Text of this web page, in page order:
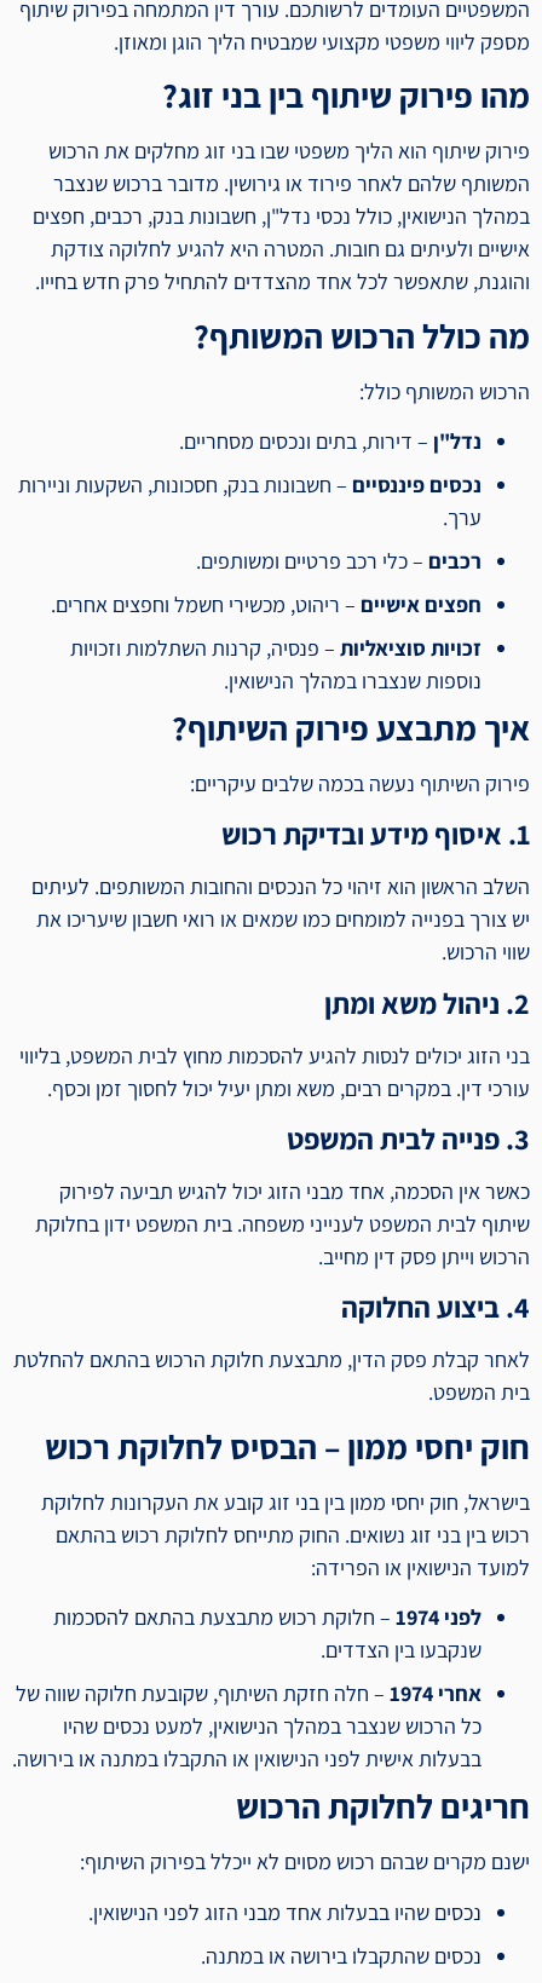
המשפטיים העומדים לרשותכם. עורך דין המתמחה בפירוק שיתוף
מספק ליווי משפטי מקצועי שמבטיח הליך הוגן ומאוזן.
מהו פירוק שיתוף בין בני זוג?
פירוק שיתוף הוא הליך משפטי שבו בני זוג מחלקים את הרכוש
המשותף שלהם לאחר פירוד או גירושין. מדובר ברכוש שנצבר
במהלך הנישואין, כולל נכסי נדל"ן, חשבונות בנק, רכבים, חפצים
אישיים ולעיתים גם חובות. המטרה היא להגיע לחלוקה צודקת
והוגנת, שתאפשר לכל אחד מהצדדים להתחיל פרק חדש בחייו.
מה כולל הרכוש המשותף?
הרכוש המשותף כולל:
נדל"ן – דירות, בתים ונכסים מסחריים.
נכסים פיננסיים – חשבונות בנק, חסכונות, השקעות וניירות
ערך.
רכבים – כלי רכב פרטיים ומשותפים.
חפצים אישיים – ריהוט, מכשירי חשמל וחפצים אחרים.
זכויות סוציאליות – פנסיה, קרנות השתלמות וזכויות
נוספות שנצברו במהלך הנישואין.
איך מתבצע פירוק השיתוף?
פירוק השיתוף נעשה בכמה שלבים עיקריים:
1. איסוף מידע ובדיקת רכוש
השלב הראשון הוא זיהוי כל הנכסים והחובות המשותפים. לעיתים
יש צורך בפנייה למומחים כמו שמאים או רואי חשבון שיעריכו את
שווי הרכוש.
2. ניהול משא ומתן
בני הזוג יכולים לנסות להגיע להסכמות מחוץ לבית המשפט, בליווי
עורכי דין. במקרים רבים, משא ומתן יעיל יכול לחסוך זמן וכסף.
3. פנייה לבית המשפט
כאשר אין הסכמה, אחד מבני הזוג יכול להגיש תביעה לפירוק
שיתוף לבית המשפט לענייני משפחה. בית המשפט ידון בחלוקת
הרכוש וייתן פסק דין מחייב.
4. ביצוע החלוקה
לאחר קבלת פסק הדין, מתבצעת חלוקת הרכוש בהתאם להחלטת
בית המשפט.
חוק יחסי ממון – הבסיס לחלוקת רכוש
בישראל, חוק יחסי ממון בין בני זוג קובע את העקרונות לחלוקת
רכוש בין בני זוג נשואים. החוק מתייחס לחלוקת רכוש בהתאם
למועד הנישואין או הפרידה:
לפני 1974
– חלוקת רכוש מתבצעת בהתאם להסכמות
שנקבעו בין הצדדים.
אחרי 1974
– חלה חזקת השיתוף, שקובעת חלוקה שווה של
כל הרכוש שנצבר במהלך הנישואין, למעט נכסים שהיו
בבעלות אישית לפני הנישואין או התקבלו במתנה או בירושה.
חריגים לחלוקת הרכוש
ישנם מקרים שבהם רכוש מסוים לא ייכלל בפירוק השיתוף:
נכסים שהיו בבעלות אחד מבני הזוג לפני הנישואין.
נכסים שהתקבלו בירושה או במתנה.